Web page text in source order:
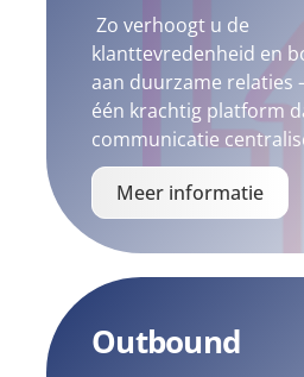
Zo verhoogt u de
klanttevredenheid en
aan duurzame
één krachtig platform
communicatie
Meer informatie
Outbound